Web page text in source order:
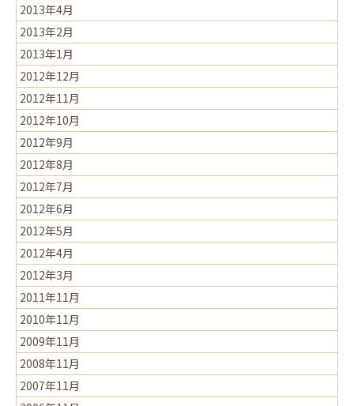
2013年4月
2013年2月
2013年1月
2012年12月
2012年11月
2012年10月
2012年9月
2012年8月
2012年7月
2012年6月
2012年5月
2012年4月
2012年3月
2011年11月
2010年11月
2009年11月
2008年11月
2007年11月